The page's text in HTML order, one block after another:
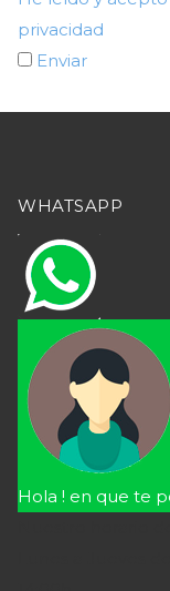
privacidad
Enviar
WHATSAPP
Hola ! en que te